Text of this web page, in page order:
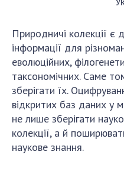
Відкрита наука в
Робота з молоддю
МІЖНАРОДНЕ
Членство в
Міжнародні угоди
Міжнародні
Природничі колекції є
інформації для
еволюційних,
таксономічних. Саме
зберігати їх.
відкритих баз даних у
не лише зберігати
колекції, а й
наукове знання.